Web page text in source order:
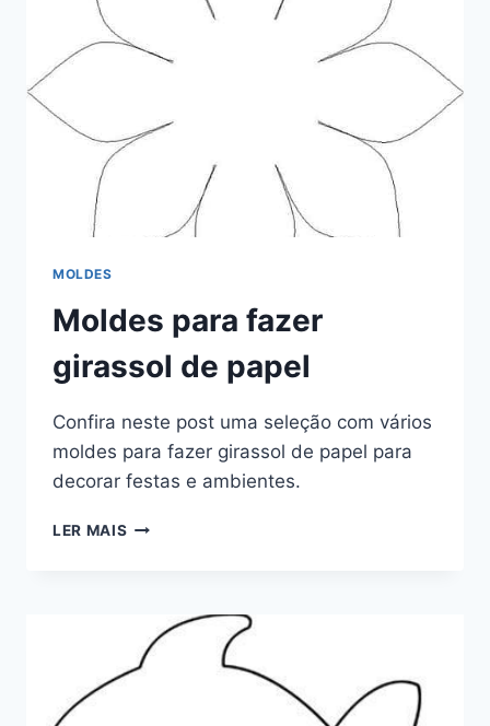
MOLDES
Moldes para fazer
girassol de papel
Confira neste post uma seleção com vários
moldes para fazer girassol de papel para
decorar festas e ambientes.
LER MAIS MOLDES
PAPEL